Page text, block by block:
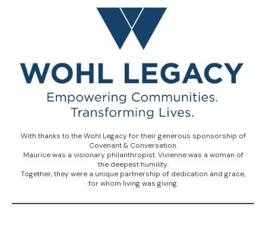
With thanks to the Wohl Legacy for their generous sponsorship of
Covenant & Conversation.
Maurice was a visionary philanthropist. Vivienne was a woman of
the deepest humility.
Together, they were a unique partnership of dedication and grace,
for whom living was giving.